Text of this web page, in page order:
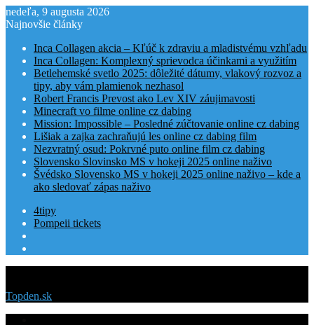
nedeľa, 9 augusta 2026
Najnovšie články
Inca Collagen akcia – Kľúč k zdraviu a mladistvému vzhľadu
Inca Collagen: Komplexný sprievodca účinkami a využitím
Betlehemské svetlo 2025: dôležité dátumy, vlakový rozvoz a
tipy, aby vám plamienok nezhasol
Robert Francis Prevost ako Lev XIV záujimavosti
Minecraft vo filme online cz dabing
Mission: Impossible – Posledné zúčtovanie online cz dabing
Lišiak a zajka zachraňujú les online cz dabing film
Nezvratný osud: Pokrvné puto online film cz dabing
Slovensko Slovinsko MS v hokeji 2025 online naživo
Švédsko Slovensko MS v hokeji 2025 online naživo – kde a
ako sledovať zápas naživo
4tipy
Pompeii tickets
Topden.sk